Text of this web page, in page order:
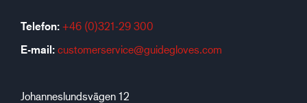
Telefon: +46 (0)321-29 300
E-mail: customerservice@guidegloves.com
Johanneslundsvägen 12